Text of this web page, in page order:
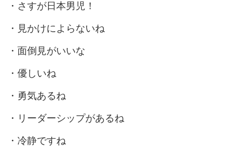
・さすが日本男児！
・見かけによらないね
・面倒見がいいな
・優しいね
・勇気あるね
・リーダーシップがあるね
・冷静ですね